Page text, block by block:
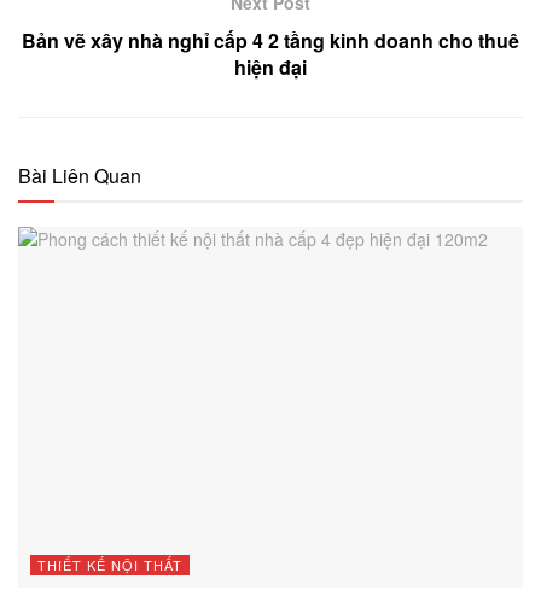
Bản vẽ xây nhà nghỉ cấp 4 2 tầng kinh doanh cho thuê
hiện đại
Bài Liên Quan
THIẾT KẾ NỘI THẤT